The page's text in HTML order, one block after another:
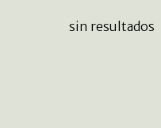
sin resultados